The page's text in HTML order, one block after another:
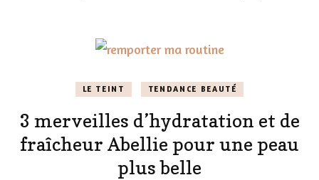
LE TEINT TENDANCE BEAUTÉ
3 merveilles d’hydratation et de
fraîcheur Abellie pour une peau
plus belle